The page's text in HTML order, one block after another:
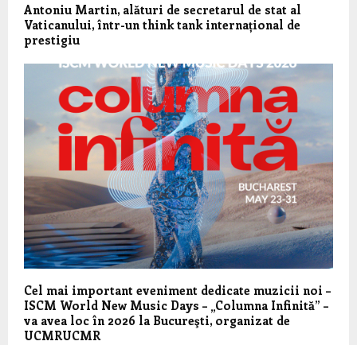
Antoniu Martin, alături de secretarul de stat al
Vaticanului, într-un think tank internațional de
prestigiu
Cel mai important eveniment dedicate muzicii noi –
ISCM World New Music Days – „Columna Infinită” –
va avea loc în 2026 la Bucureşti, organizat de
UCMRUCMR